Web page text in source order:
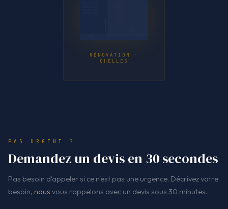
RÉNOVATION ·
CHELLES
PAS URGENT ?
Demandez un devis en 30 secondes
Pas besoin d'appeler si ce n'est pas une urgence. Décrivez votre
besoin, nous vous rappelons avec un devis sous 30 minutes.